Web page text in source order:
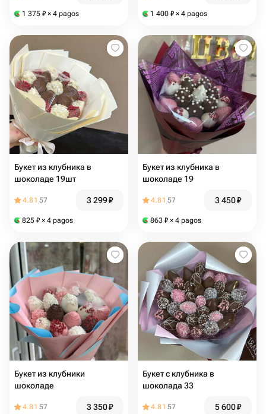
1 375 ₽ × 4 pagos 1 400 ₽ × 4 pagos
Букет из клубника в
шоколаде 19шт
4.81 57 3 299₽
825 ₽ × 4 pagos
Букет из клубника в
шоколаде 19
4.81 57 3 450₽
863 ₽ × 4 pagos
Букет из клубники
шоколаде
4.81 57 3 350₽
Букет с клубника в
шоколада 33
4.81 57 5 600₽